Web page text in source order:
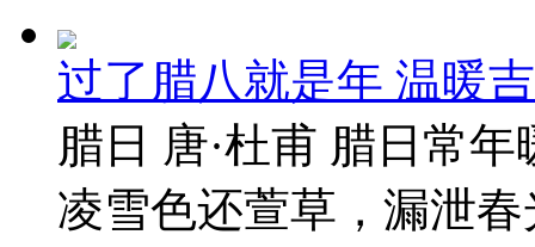
过了腊八就是年 温暖
腊日 唐·杜甫 腊日常
凌雪色还萱草，漏泄